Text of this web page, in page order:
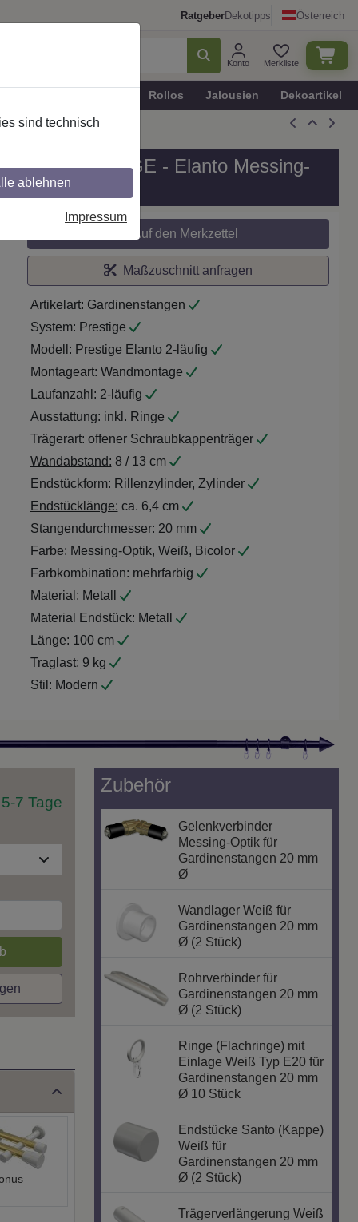
RatgeberDekotipps Österreich
Konto Merkliste
Rollos Jalousien Dekoartikel
PRESTIGE - Elanto Messing-
Auf den Merkzettel
Maßzuschnitt anfragen
Artikelart: Gardinenstangen
System: Prestige
Modell: Prestige Elanto 2-läufig
Montageart: Wandmontage
Laufanzahl: 2-läufig
Ausstattung: inkl. Ringe
Trägerart: offener Schraubkappenträger
Wandabstand: 8 / 13 cm
Endstückform: Rillenzylinder, Zylinder
Endstücklänge: ca. 6,4 cm
Stangendurchmesser: 20 mm
Farbe: Messing-Optik, Weiß, Bicolor
Farbkombination: mehrfarbig
Material: Metall
Material Endstück: Metall
Länge: 100 cm
Traglast: 9 kg
Stil: Modern
7 Tage
Zubehör
Gelenkverbinder
Messing-Optik für
Gardinenstangen 20 mm
Ø
Wandlager Weiß für
Gardinenstangen 20 mm
Ø (2 Stück)
Rohrverbinder für
Gardinenstangen 20 mm
Ø (2 Stück)
Ringe (Flachringe) mit
Einlage Weiß Typ E20 für
Gardinenstangen 20 mm
Ø 10 Stück
Endstücke Santo (Kappe)
Weiß für
Gardinenstangen 20 mm
Ø (2 Stück)
Trägerverlängerung Weiß
sind technisch
ablehnen
Impressum